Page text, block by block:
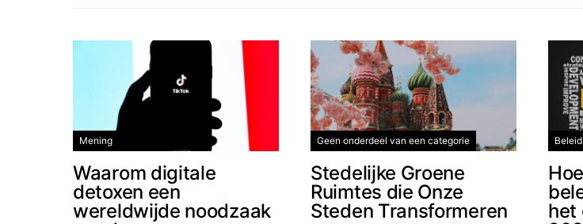
Mening
Waarom digitale
detoxen een
wereldwijde noodzaak
Geen onderdeel van een categorie
Stedelijke Groene
Ruimtes die Onze
Steden Transformeren
Beleid
Hoe
het